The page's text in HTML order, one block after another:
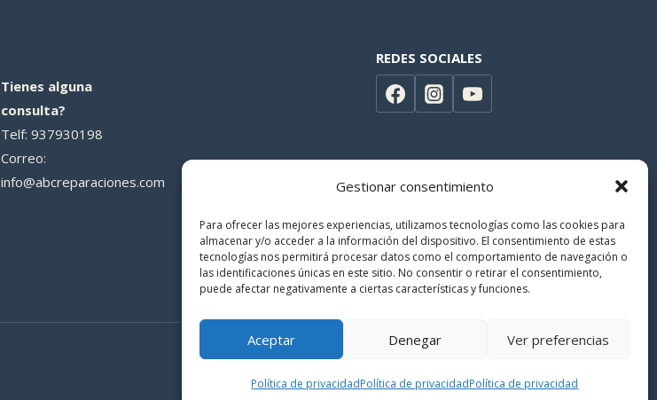
Gestionar consentimiento
Para ofrecer las mejores experiencias, utilizamos tecnologías como las cookies para
almacenar y/o acceder a la información del dispositivo. El consentimiento de estas
tecnologías nos permitirá procesar datos como el comportamiento de navegación o
las identificaciones únicas en este sitio. No consentir o retirar el consentimiento,
puede afectar negativamente a ciertas características y funciones.
Aceptar Denegar Ver preferencias
Política de privacidadPolítica de privacidadPolítica de privacidad
Tienes alguna
consulta?
Telf: 937930198
Correo:
info@abcreparaciones.com
REDES SOCIALES